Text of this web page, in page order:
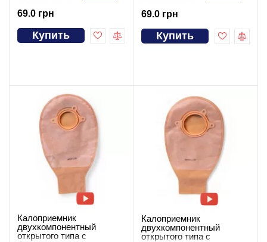
69.0 грн
Купить
69.0 грн
Купить
Калоприемник
двухкомпонентный
открытого типа с
Калоприемник
двухкомпонентный
открытого типа с